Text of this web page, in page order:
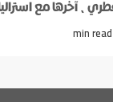
آخرها مع